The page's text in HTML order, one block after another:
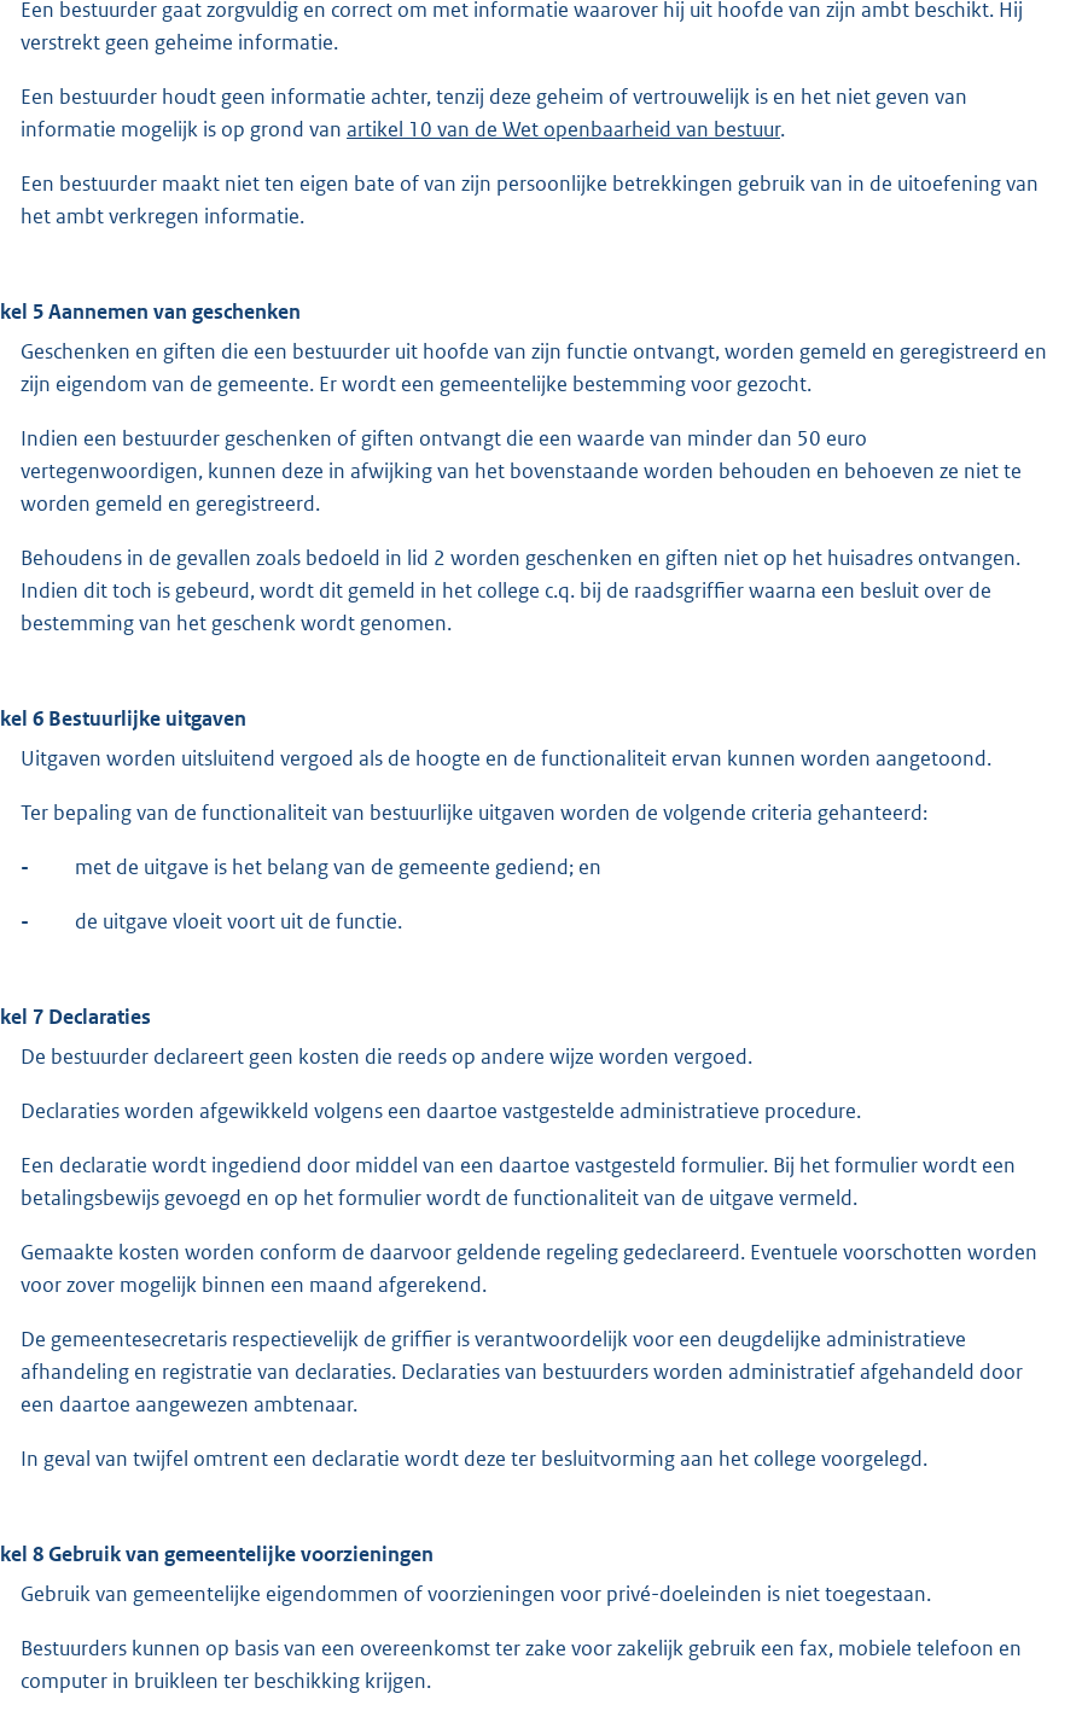
Een bestuurder gaat zorgvuldig en correct om met informatie waarover hij uit hoofde van zijn ambt beschikt. Hij
verstrekt geen geheime informatie.
Een bestuurder houdt geen informatie achter, tenzij deze geheim of vertrouwelijk is en het niet geven van
informatie mogelijk is op grond van artikel 10 van de Wet openbaarheid van bestuur.
Een bestuurder maakt niet ten eigen bate of van zijn persoonlijke betrekkingen gebruik van in de uitoefening van
het ambt verkregen informatie.
5 Aannemen van geschenken
Geschenken en giften die een bestuurder uit hoofde van zijn functie ontvangt, worden gemeld en geregistreerd en
zijn eigendom van de gemeente. Er wordt een gemeentelijke bestemming voor gezocht.
Indien een bestuurder geschenken of giften ontvangt die een waarde van minder dan 50 euro
vertegenwoordigen, kunnen deze in afwijking van het bovenstaande worden behouden en behoeven ze niet te
worden gemeld en geregistreerd.
Behoudens in de gevallen zoals bedoeld in lid 2 worden geschenken en giften niet op het huisadres ontvangen.
Indien dit toch is gebeurd, wordt dit gemeld in het college c.q. bij de raadsgriffier waarna een besluit over de
bestemming van het geschenk wordt genomen.
6 Bestuurlijke uitgaven
Uitgaven worden uitsluitend vergoed als de hoogte en de functionaliteit ervan kunnen worden aangetoond.
Ter bepaling van de functionaliteit van bestuurlijke uitgaven worden de volgende criteria gehanteerd:
- met de uitgave is het belang van de gemeente gediend; en
- de uitgave vloeit voort uit de functie.
7 Declaraties
De bestuurder declareert geen kosten die reeds op andere wijze worden vergoed.
Declaraties worden afgewikkeld volgens een daartoe vastgestelde administratieve procedure.
Een declaratie wordt ingediend door middel van een daartoe vastgesteld formulier. Bij het formulier wordt een
betalingsbewijs gevoegd en op het formulier wordt de functionaliteit van de uitgave vermeld.
Gemaakte kosten worden conform de daarvoor geldende regeling gedeclareerd. Eventuele voorschotten worden
voor zover mogelijk binnen een maand afgerekend.
De gemeentesecretaris respectievelijk de griffier is verantwoordelijk voor een deugdelijke administratieve
afhandeling en registratie van declaraties. Declaraties van bestuurders worden administratief afgehandeld door
een daartoe aangewezen ambtenaar.
In geval van twijfel omtrent een declaratie wordt deze ter besluitvorming aan het college voorgelegd.
8 Gebruik van gemeentelijke voorzieningen
Gebruik van gemeentelijke eigendommen of voorzieningen voor privé-doeleinden is niet toegestaan.
Bestuurders kunnen op basis van een overeenkomst ter zake voor zakelijk gebruik een fax, mobiele telefoon en
computer in bruikleen ter beschikking krijgen.